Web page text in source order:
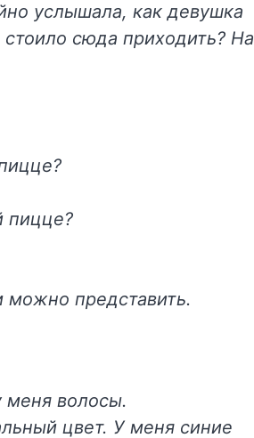
услышала, как девушка
сюда приходить? На
пицце?
можно представить.
волосы.
цвет. У меня синие